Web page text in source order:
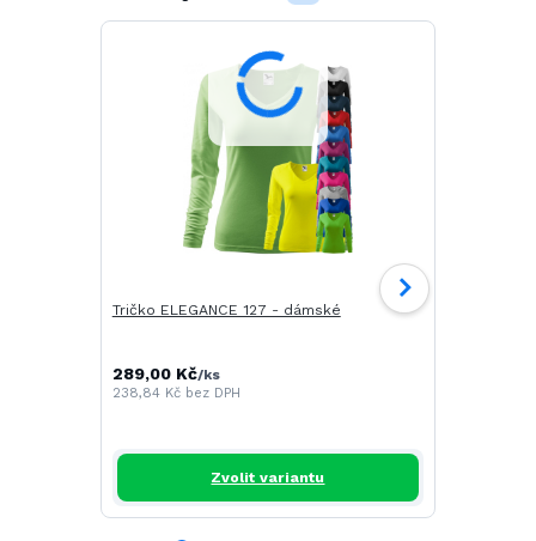
Tričko ELEGANCE 127 - dámské
289,00 Kč/ks
238,84 Kč bez DPH
Zvolit variantu